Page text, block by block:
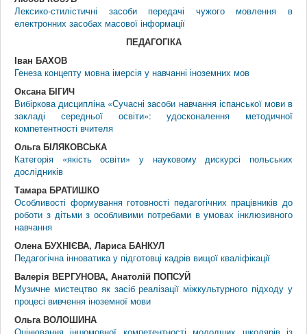
Лексико-стилістичні засоби передачі чужого мовлення в
електронних засобах масової інформації
ПЕДАГОГIКА
Іван БАХОВ
Генеза концепту мовна імерсія у навчанні іноземних мов
Оксана БІГИЧ
Вибіркова дисципліна «Сучасні засоби навчання іспанської мови в
закладі середньої освіти»: удосконалення методичної
компетентності вчителя
Ольга БІЛЯКОВСЬКА
Категорія «якість освіти» у науковому дискурсі польських
дослідників
Тамара БРАТИШКО
Особливості формування готовності педагогічних працівників до
роботи з дітьми з особливими потребами в умовах інклюзивного
навчання
Олена БУХНІЄВА, Лариса БАНКУЛ
Педагогічна інноватика у підготовці кадрів вищої кваліфікації
Валерія ВЕРГУНОВА, Анатолій ПОПСУЙ
Музичне мистецтво як засіб реалізації міжкультурного підходу у
процесі вивчення іноземної мови
Ольга ВОЛОШИНА